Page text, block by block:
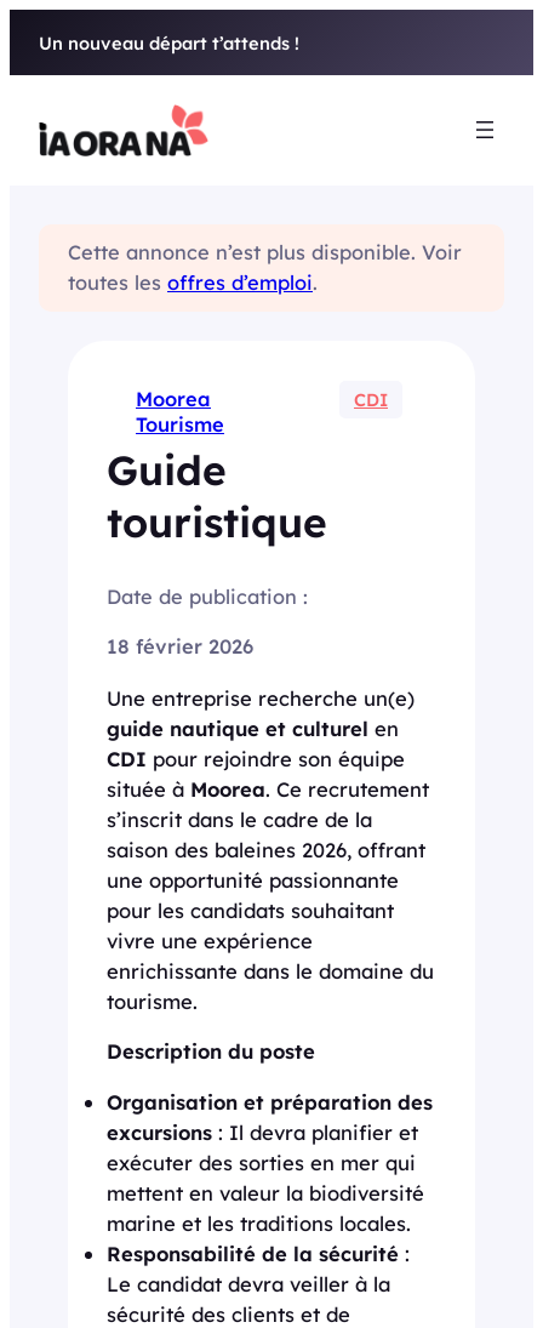
Un nouveau départ t’attends !
Cette annonce n’est plus disponible. Voir
toutes les offres d’emploi.
Moorea CDI
Tourisme
Guide
touristique
Date de publication :
18 février 2026
Une entreprise recherche un(e)
guide nautique et culturel en
CDI pour rejoindre son équipe
située à Moorea. Ce recrutement
s’inscrit dans le cadre de la
saison des baleines 2026, offrant
une opportunité passionnante
pour les candidats souhaitant
vivre une expérience
enrichissante dans le domaine du
tourisme.
Description du poste
Organisation et préparation des
excursions : Il devra planifier et
exécuter des sorties en mer qui
mettent en valeur la biodiversité
marine et les traditions locales.
Responsabilité de la sécurité :
Le candidat devra veiller à la
sécurité des clients et de